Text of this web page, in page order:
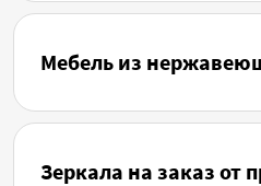
Мебель из
Зеркала на заказ от